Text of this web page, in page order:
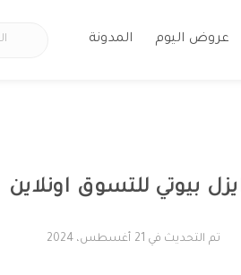
عروض اليوم المدونة
بيوتي للتسوق اونلاين
تم التحديث في 21 أغسطس، 2024